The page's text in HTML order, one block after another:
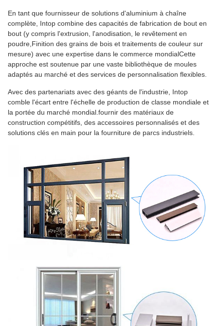
En tant que fournisseur de solutions d'aluminium à chaîne
complète, Intop combine des capacités de fabrication de bout en
bout (y compris l'extrusion, l'anodisation, le revêtement en
poudre,Finition des grains de bois et traitements de couleur sur
mesure) avec une expertise dans le commerce mondialCette
approche est soutenue par une vaste bibliothèque de moules
adaptés au marché et des services de personnalisation flexibles.
Avec des partenariats avec des géants de l'industrie, Intop
comble l'écart entre l'échelle de production de classe mondiale et
la portée du marché mondial.fournir des matériaux de
construction compétitifs, des accessoires personnalisés et des
solutions clés en main pour la fourniture de parcs industriels.